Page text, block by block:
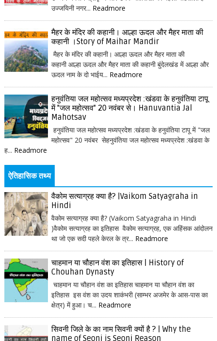
उज्जयिनी नगर... Readmore
मैहर के मंदिर की कहानी। आल्हा ऊदल और मैहर माता की
कहानी ।Story of Maihar Mandir
मैहर के मंदिर की कहानी। आल्हा ऊदल और मैहर माता की
कहानी आल्हा ऊदल और मैहर माता की कहानी बुंदेलखंड में आल्हा और
ऊदल नाम के दो भाईय... Readmore
हनुवंतिया जल महोत्सव मध्यप्रदेश :खंडवा के हनुवंतिया टापू
में "जल महोत्सव" 20 नवंबर से। Hanuvantia Jal
Mahotsav
हनुवंतिया जल महोत्सव मध्यप्रदेश :खंडवा के हनुवंतिया टापू में "जल
महोत्सव" 20 नवंबर सेहनुवंतिया जल महोत्सव मध्यप्रदेश :खंडवा के
ह... Readmore
ऐतिहासिक तथ्य
वैकोम सत्याग्रह क्या है? |Vaikom Satyagraha in
Hindi
वैकोम सत्याग्रह क्या है? (Vaikom Satyagraha in Hindi
)वैकोम सत्याग्रह का इतिहास वैकोम सत्याग्रह, एक अहिंसक आंदोलन
था जो एक सदी पहले केरल के त्र... Readmore
चाहमान या चौहान वंश का इतिहास | History of
Chouhan Dynasty
चाहमान या चौहान वंश का इतिहास चाहमान या चौहान वंश का
इतिहास इस वंश का उदय शाकंभरी (साम्भर अजमेर के आस-पास का
क्षेत्र) में हुआ। च... Readmore
सिवनी जिले के का नाम सिवनी क्यों है ? | Why the
name of Seoni is Seoni Reason